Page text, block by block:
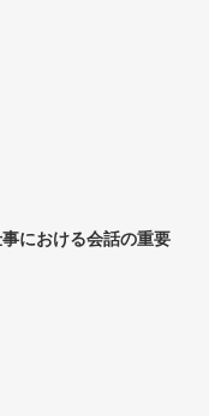
における会話の重要